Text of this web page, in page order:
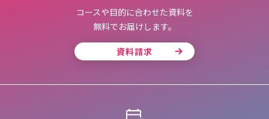
コースや目的に合わせた資料を
無料でお届けします。
資料請求